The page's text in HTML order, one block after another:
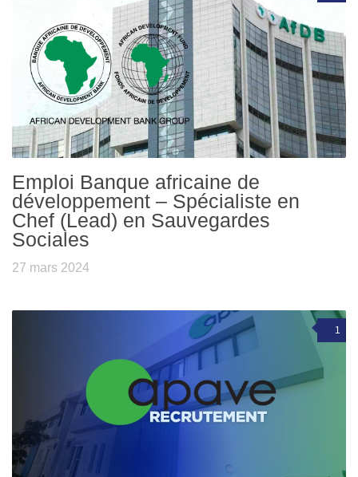
Emploi Banque africaine de
développement – Spécialiste en
Chef (Lead) en Sauvegardes
Sociales
27 mars 2024
1